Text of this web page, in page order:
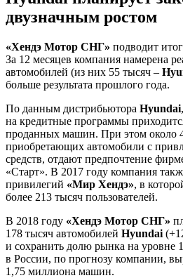
двузначным ростом
«Хендэ Мотор СНГ» подводит
За 12 месяцев компания намерена
автомобилей (из них 55 тысяч –
больше результата прошлого года.
По данным дистрибьютора Hyundai
на кредитные программы
проданных машин. При этом около
приобретающих автомобили с
средств, отдают предпочтение
«Старт». В 2017 году компания
привилегий «Мир Хендэ», в
более 213 тысяч пользователей.
В 2018 году «Хендэ Мотор СНГ»
178 тысяч автомобилей Hyundai
и сохранить долю рынка на уровне
в России, по прогнозу компании,
1,75 миллиона машин.